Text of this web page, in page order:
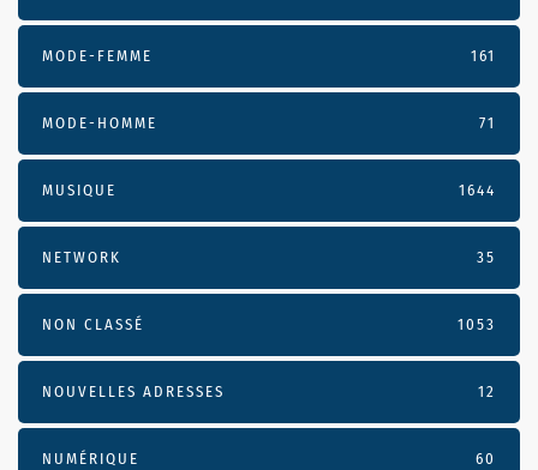
MODE-FEMME 161
MODE-HOMME 71
MUSIQUE 1644
NETWORK 35
NON CLASSÉ 1053
NOUVELLES ADRESSES 12
NUMÉRIQUE 60